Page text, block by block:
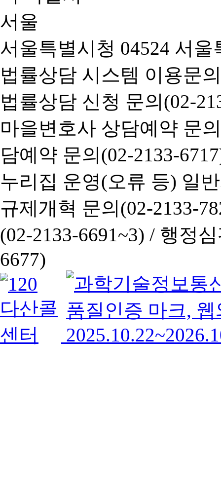
서울특별시청 04524 서
법률상담 시스템 이용문
법률상담 신청 문의(02-
마을변호사 상담예약 문
담예약 문의(02-2133-
누리집 운영(오류 등) 일
규제개혁 문의(02-2133-
(02-2133-6691~3) / 행정심
6677)